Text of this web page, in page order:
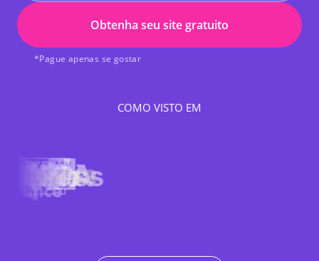
Obtenha seu site gratuito
*Pague apenas se gostar
COMO VISTO EM